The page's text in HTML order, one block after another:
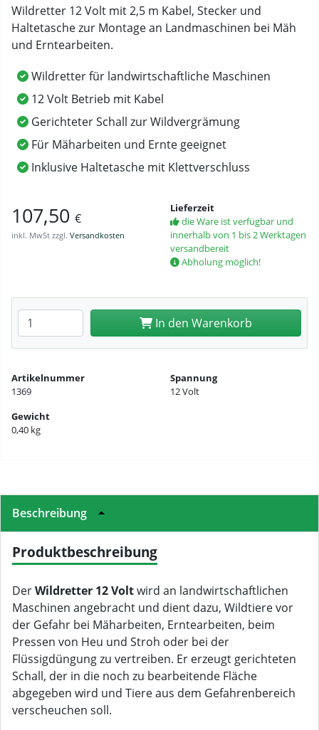
Wildretter 12 Volt mit 2,5 m Kabel, Stecker und
Haltetasche zur Montage an Landmaschinen bei Mäh
und Erntearbeiten.
Wildretter für landwirtschaftliche Maschinen
12 Volt Betrieb mit Kabel
Gerichteter Schall zur Wildvergrämung
Für Mäharbeiten und Ernte geeignet
Inklusive Haltetasche mit Klettverschluss
107,50 €
inkl. MwSt zzgl. Versandkosten
Lieferzeit
die Ware ist verfügbar und
innerhalb von 1 bis 2 Werktagen
versandbereit
Abholung möglich!
Anzahl eingeben In den Warenkorb
Artikelnummer
1369
Spannung
12 Volt
Gewicht
0,40 kg
Beschreibung
Produktbeschreibung
DerWildretter 12 Voltwird an landwirtschaftlichen
Maschinen angebracht und dient dazu, Wildtiere vor
der Gefahr bei Mäharbeiten, Erntearbeiten, beim
Pressen von Heu und Stroh oder bei der
Flüssigdüngung zu vertreiben. Er erzeugt gerichteten
Schall, der in die noch zu bearbeitende Fläche
abgegeben wird und Tiere aus dem Gefahrenbereich
verscheuchen soll.